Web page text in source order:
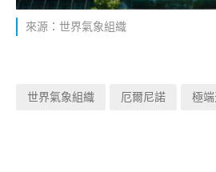
來源：世界氣象組織
世界氣象組織 厄爾尼諾 極